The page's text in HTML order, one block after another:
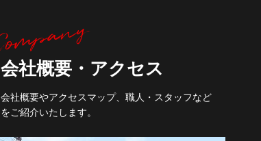
会社概要・アクセス
会社概要やアクセスマップ、職人・スタッフなど
をご紹介いたします。